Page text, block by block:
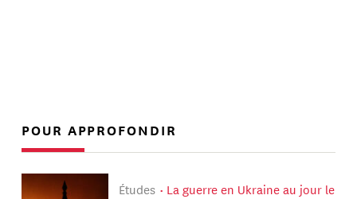
POUR APPROFONDIR
Études
La guerre en Ukraine au jour le